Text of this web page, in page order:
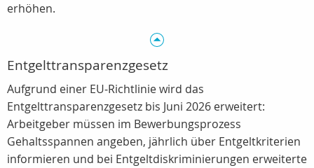
erhöhen.
Entgelttransparenzgesetz
Aufgrund einer EU‑Richtlinie wird das
Entgelttransparenzgesetz bis Juni 2026 erweitert:
Arbeitgeber müssen im Bewerbungsprozess
Gehaltsspannen angeben, jährlich über Entgeltkriterien
informieren und bei Entgeltdiskriminierungen erweiterte